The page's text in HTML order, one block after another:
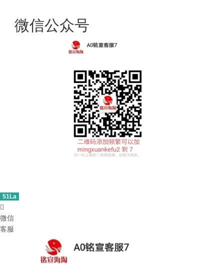
微信公众号
51La

微信
客服